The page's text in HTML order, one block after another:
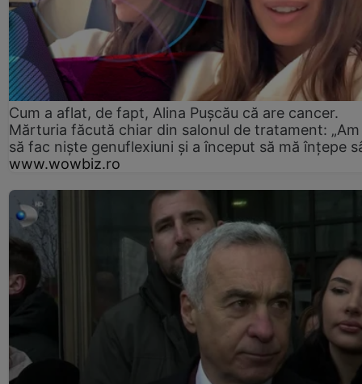
Cum a aflat, de fapt, Alina Pușcău că are cancer.
Mărturia făcută chiar din salonul de tratament:
să fac niște genuflexiuni și a început să mă înțepe
www.wowbiz.ro